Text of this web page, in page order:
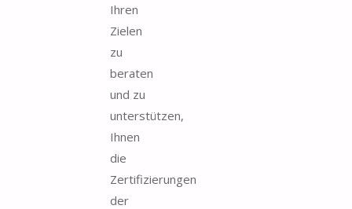
Ihren
Zielen
zu
beraten
und zu
unterstützen,
Ihnen
die
Zertifizierungen
der